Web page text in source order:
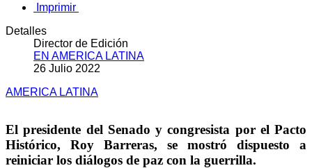
Imprimir
Detalles
Director de Edición
EN AMERICA LATINA
26 Julio 2022
AMERICA LATINA
El presidente del Senado y congresista por el Pacto
Histórico, Roy Barreras, se mostró dispuesto a
reiniciar los diálogos de paz con la guerrilla.